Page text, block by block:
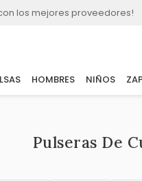
los mejores proveedores!
HOMBRES NIÑOS
Pulseras De